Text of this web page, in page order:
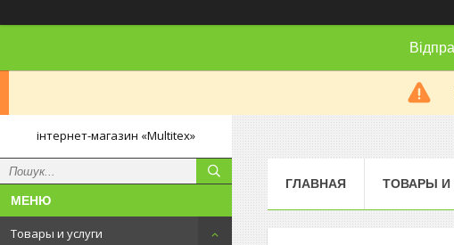
інтернет-магазин «Multitex»
Товары и услуги
ГЛАВНАЯ ТОВАРЫ И